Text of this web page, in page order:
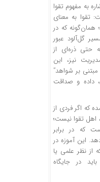
به مفهوم تقوا
تقوا به معنای
که در
گل‌آلود عبور
حتی ذره‌ای از
نیز، این
بر شواهد”
داده و صداقت
که اگر فردی از
اهل تقوا نیست؛
که در برابر
این آموزه در
نظر علمی یا
در جایگاه